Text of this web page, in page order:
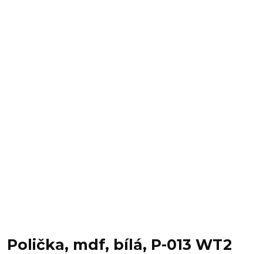
Polička, mdf, bílá, P-013 WT2